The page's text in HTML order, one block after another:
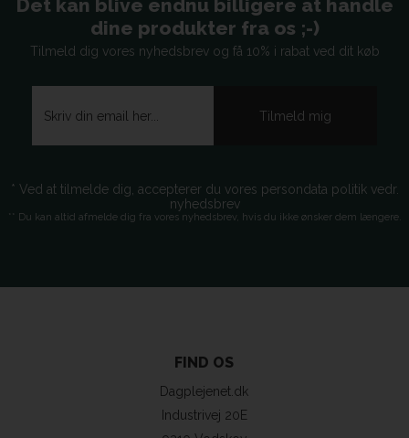
Det kan blive endnu billigere at handle
dine produkter fra os ;-)
Tilmeld dig vores nyhedsbrev og få 10% i rabat ved dit køb
* Ved at tilmelde dig, accepterer du vores persondata politik vedr.
nyhedsbrev
** Du kan altid afmelde dig fra vores nyhedsbrev, hvis du ikke ønsker dem længere.
FIND OS
Dagplejenet.dk
Industrivej 20E